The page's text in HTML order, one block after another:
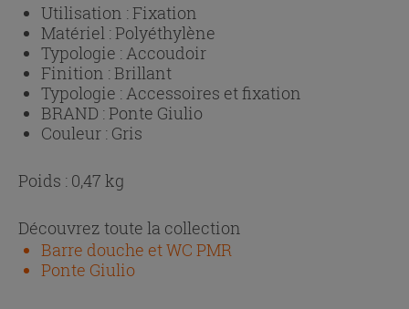
Utilisation :Fixation
Matériel :Polyéthylène
Typologie :Accoudoir
Finition :Brillant
Typologie :Accessoires et fixation
BRAND :Ponte Giulio
Couleur : Gris
Poids : 0,47 kg
Découvrez toute la collection
Barre douche et WC PMR
Ponte Giulio